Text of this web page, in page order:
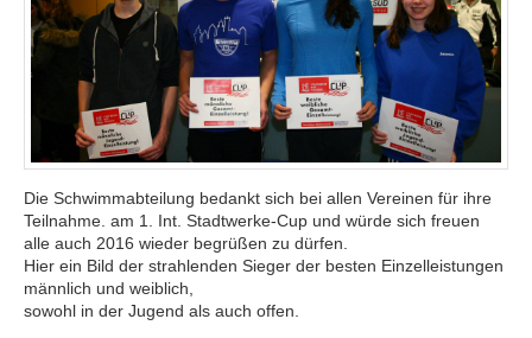
Die Schwimmabteilung bedankt sich bei allen Vereinen für ihre
Teilnahme. am 1. Int. Stadtwerke-Cup und würde sich freuen
alle auch 2016 wieder begrüßen zu dürfen.
Hier ein Bild der strahlenden Sieger der besten Einzelleistungen
männlich und weiblich,
sowohl in der Jugend als auch offen.